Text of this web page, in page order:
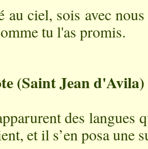
au ciel, sois avec
tu l'as promis.
(Saint Jean d'Avila)
des langues
et il s’en posa une